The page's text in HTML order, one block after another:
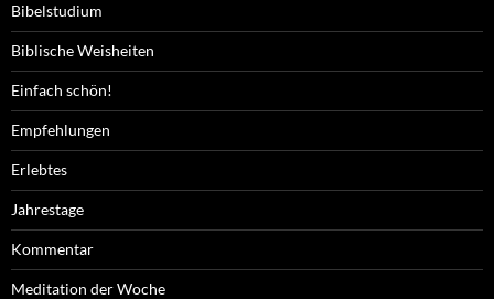
Bibelstudium
Biblische Weisheiten
Einfach schön!
Empfehlungen
Erlebtes
Jahrestage
Kommentar
Meditation der Woche